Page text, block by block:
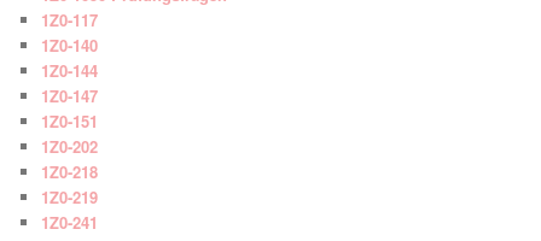
1Z0-117
1Z0-140
1Z0-144
1Z0-147
1Z0-151
1Z0-202
1Z0-218
1Z0-219
1Z0-241